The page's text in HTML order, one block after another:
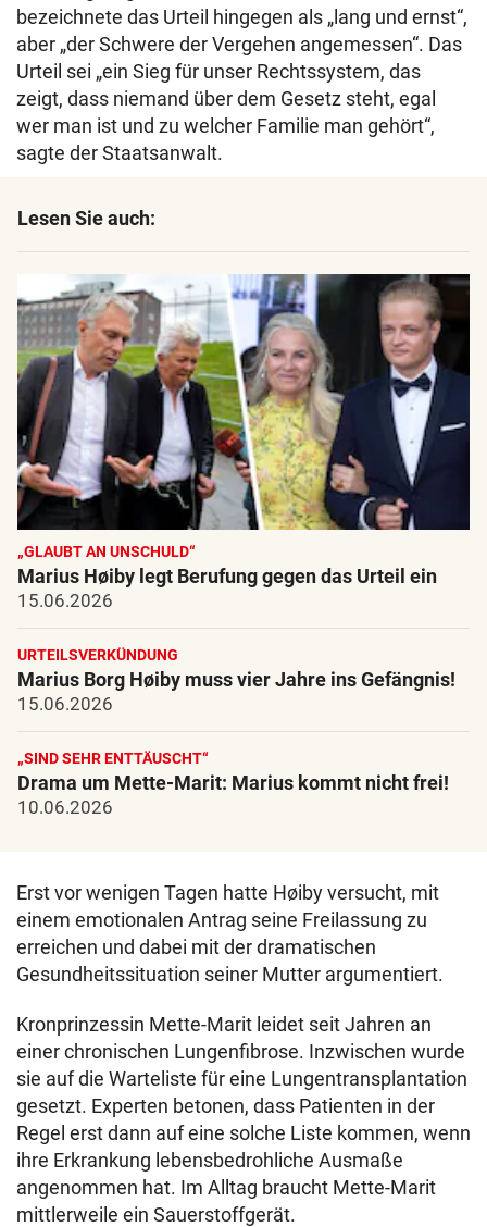
bezeichnete das Urteil hingegen als „lang und ernst“,
aber „der Schwere der Vergehen angemessen“. Das
Urteil sei „ein Sieg für unser Rechtssystem, das
zeigt, dass niemand über dem Gesetz steht, egal
wer man ist und zu welcher Familie man gehört“,
sagte der Staatsanwalt.
Lesen Sie auch:
„GLAUBT AN UNSCHULD“
Marius Høiby legt Berufung gegen das Urteil ein
15.06.2026
URTEILSVERKÜNDUNG
Marius Borg Høiby muss vier Jahre ins Gefängnis!
15.06.2026
„SIND SEHR ENTTÄUSCHT“
Drama um Mette-Marit: Marius kommt nicht frei!
10.06.2026
Erst vor wenigen Tagen hatte Høiby versucht, mit
einem emotionalen Antrag seine Freilassung zu
erreichen und dabei mit der dramatischen
Gesundheitssituation seiner Mutter argumentiert.
Kronprinzessin Mette-Marit leidet seit Jahren an
einer chronischen Lungenfibrose. Inzwischen wurde
sie auf die Warteliste für eine Lungentransplantation
gesetzt. Experten betonen, dass Patienten in der
Regel erst dann auf eine solche Liste kommen, wenn
ihre Erkrankung lebensbedrohliche Ausmaße
angenommen hat. Im Alltag braucht Mette-Marit
mittlerweile ein Sauerstoffgerät.